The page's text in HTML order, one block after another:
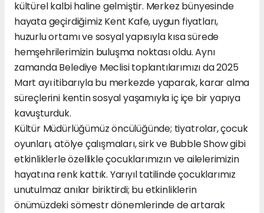
kültürel kalbi haline gelmiştir. Merkez bünyesinde
hayata geçirdiğimiz Kent Kafe, uygun fiyatları,
huzurlu ortamı ve sosyal yapısıyla kısa sürede
hemşehrilerimizin buluşma noktası oldu. Aynı
zamanda Belediye Meclisi toplantılarımızı da 2025
Mart ayı itibarıyla bu merkezde yaparak, karar alma
süreçlerini kentin sosyal yaşamıyla iç içe bir yapıya
kavuşturduk.
Kültür Müdürlüğümüz öncülüğünde; tiyatrolar, çocuk
oyunları, atölye çalışmaları, sirk ve Bubble Show gibi
etkinliklerle özellikle çocuklarımızın ve ailelerimizin
hayatına renk kattık. Yarıyıl tatilinde çocuklarımız
unutulmaz anılar biriktirdi; bu etkinliklerin
önümüzdeki sömestr dönemlerinde de artarak